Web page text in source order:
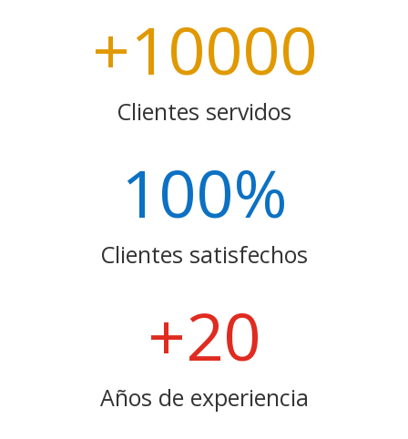
+10000
Clientes servidos
100%
Clientes satisfechos
+20
Años de experiencia